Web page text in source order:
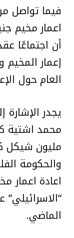
فيما تواصل
اعمار مخيم
أن اجتماعًا
إعمار المخيم
العام حول
يجدر
مليون شيكل
والحكومة
اعادة اعمار
الماضي.